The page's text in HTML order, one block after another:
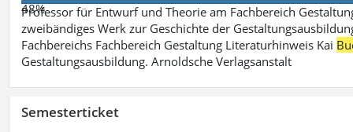
48%
Professor für Entwurf und Theorie am Fachbereich
zweibändiges Werk zur Geschichte der
Fachbereichs Fachbereich Gestaltung Literaturhinweis Kai
Gestaltungsausbildung. Arnoldsche Verlagsanstalt
Semesterticket